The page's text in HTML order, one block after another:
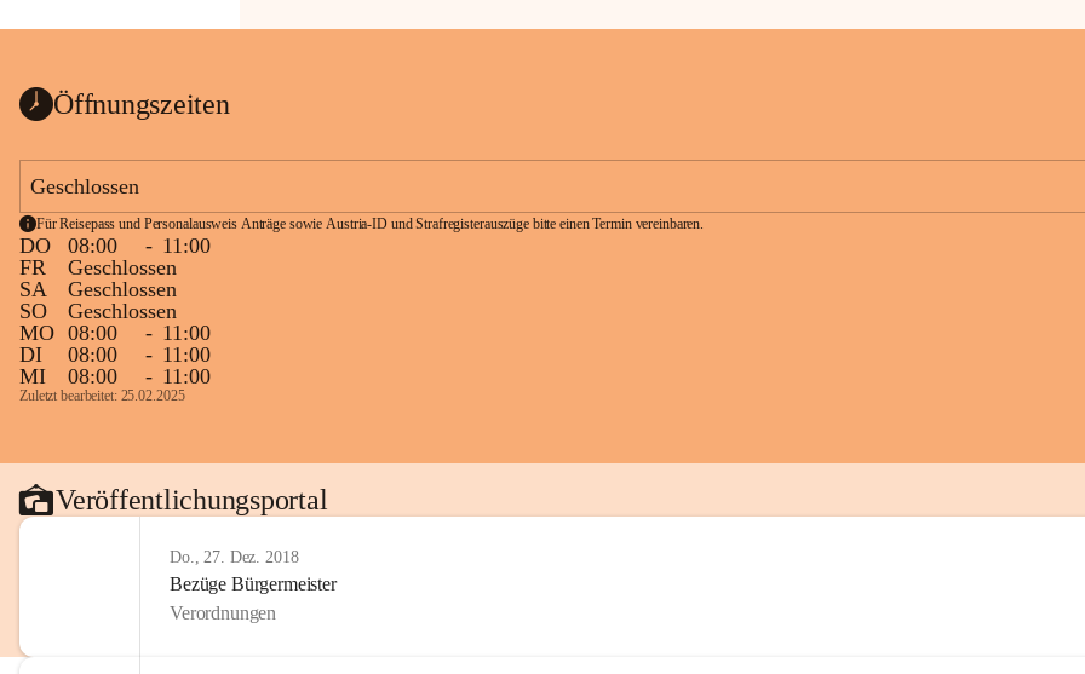
Öffnungszeiten
Geschlossen
Für Reisepass und Personalausweis Anträge sowie Austria-ID und Strafregisterauszüge bitte einen Termin vereinbaren.
DO 08:00 - 11:00
FR
Geschlossen
SA
Geschlossen
SO
Geschlossen
MO 08:00 - 11:00
DI
08:00 - 11:00
MI
08:00 - 11:00
Zuletzt bearbeitet: 25.02.2025
Veröffentlichungsportal
Do., 27. Dez. 2018
Bezüge Bürgermeister
Verordnungen